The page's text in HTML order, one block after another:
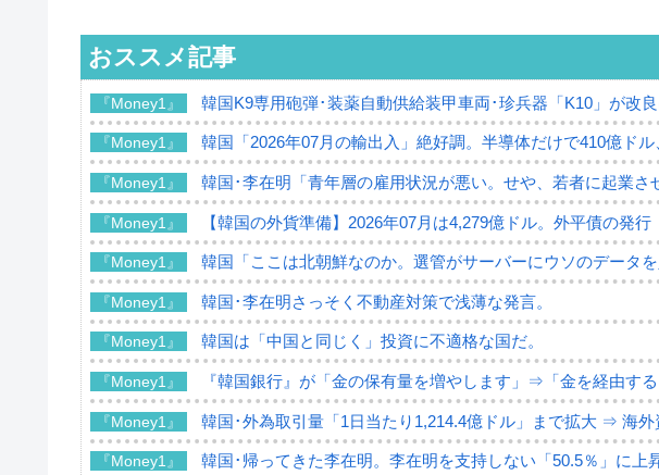
おススメ記事
『Money1』 韓国K9専用砲弾･装薬自動供給装甲車両･珍兵器「K10」が改良
『Money1』 韓国「2026年07月の輸出入」絶好調。半導体だけで410億ド
『Money1』 韓国･李在明「青年層の雇用状況が悪い。せや、若者に起業さ
『Money1』 【韓国の外貨準備】2026年07月は4,279億ドル。外平債の発行
『Money1』 韓国「ここは北朝鮮なのか。選管がサーバーにウソのデータを
『Money1』 韓国･李在明さっそく不動産対策で浅薄な発言。
『Money1』 韓国は「中国と同じく」投資に不適格な国だ。
『Money1』 『韓国銀行』が「金の保有量を増やします」⇒「金を経由す
『Money1』 韓国･外為取引量「1日当たり1,214.4億ドル」まで拡大 ⇒ 海
『Money1』 韓国･帰ってきた李在明。李在明を支持しない「50.5％」に上